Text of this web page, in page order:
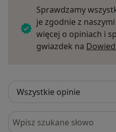
Sprawdzamy
je zgodnie z
więcej o opiniach i
gwiazdek na
Szukaj w opiniach